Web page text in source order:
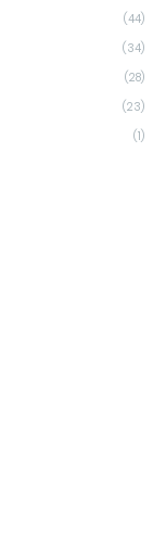
(44)
(34)
(28)
(23)
(1)